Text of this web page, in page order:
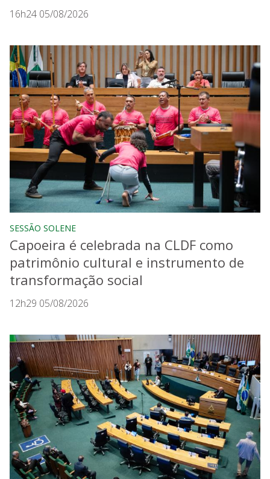
16h24 05/08/2026
SESSÃO SOLENE
Capoeira é celebrada na CLDF como
patrimônio cultural e instrumento de
transformação social
12h29 05/08/2026